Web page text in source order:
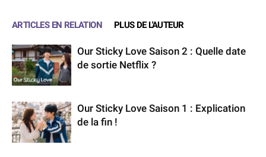
ARTICLES EN RELATION PLUS DE L'AUTEUR
Our Sticky Love Saison 2 : Quelle date
de sortie Netflix ?
Our Sticky Love Saison 1 : Explication
de la fin !